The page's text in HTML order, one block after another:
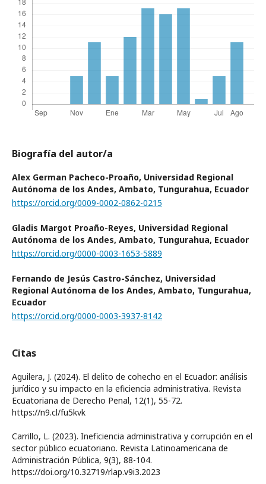
Biografía del autor/a
Alex German Pacheco-Proaño, Universidad Regional
Autónoma de los Andes, Ambato, Tungurahua, Ecuador
https://orcid.org/0009-0002-0862-0215
Gladis Margot Proaño-Reyes, Universidad Regional
Autónoma de los Andes, Ambato, Tungurahua, Ecuador
https://orcid.org/0000-0003-1653-5889
Fernando de Jesús Castro-Sánchez, Universidad
Regional Autónoma de los Andes, Ambato, Tungurahua,
Ecuador
https://orcid.org/0000-0003-3937-8142
Citas
Aguilera, J. (2024). El delito de cohecho en el Ecuador: análisis
jurídico y su impacto en la eficiencia administrativa. Revista
Ecuatoriana de Derecho Penal, 12(1), 55-72.
https://n9.cl/fu5kvk
Carrillo, L. (2023). Ineficiencia administrativa y corrupción en el
sector público ecuatoriano. Revista Latinoamericana de
Administración Pública, 9(3), 88-104.
https://doi.org/10.32719/rlap.v9i3.2023